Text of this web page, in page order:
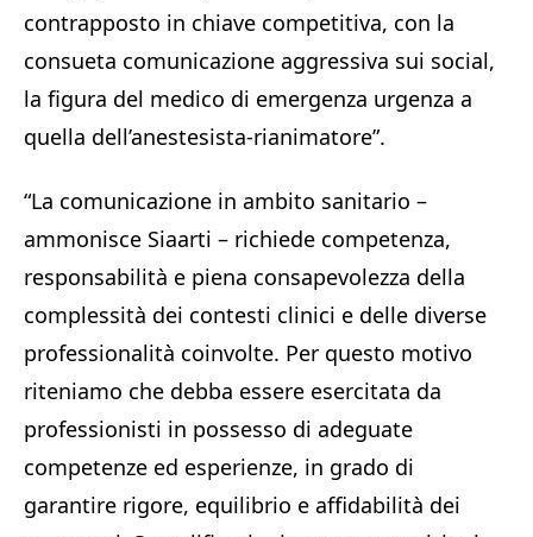
contrapposto in chiave competitiva, con la
consueta comunicazione aggressiva sui social,
la figura del medico di emergenza urgenza a
quella dell’anestesista-rianimatore”.
“La comunicazione in ambito sanitario –
ammonisce Siaarti – richiede competenza,
responsabilità e piena consapevolezza della
complessità dei contesti clinici e delle diverse
professionalità coinvolte. Per questo motivo
riteniamo che debba essere esercitata da
professionisti in possesso di adeguate
competenze ed esperienze, in grado di
garantire rigore, equilibrio e affidabilità dei